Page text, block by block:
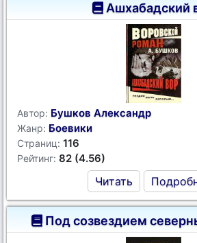
Ашхабадский
Автор: Бушков Александр
Жанр: Боевики
Страниц: 116
Рейтинг: 82 (4.56)
Читать
Под созвездием